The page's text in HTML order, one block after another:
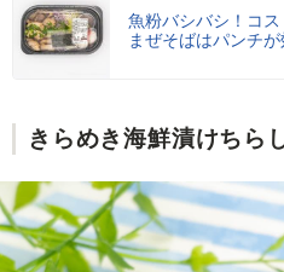
魚粉バシバシ！コ
まぜそばはパンチ
きらめき海鮮漬けちら